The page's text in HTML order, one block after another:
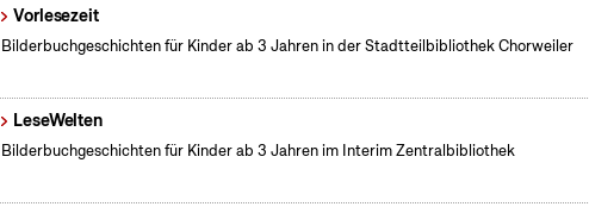
Vorlesezeit
Bilderbuchgeschichten für Kinder ab 3 Jahren in der Stadtteilbibliothek Chorweiler
LeseWelten
Bilderbuchgeschichten für Kinder ab 3 Jahren im Interim Zentralbibliothek